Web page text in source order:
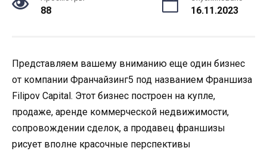
88 16.11.2023
Представляем вашему вниманию еще один бизнес
от компании Франчайзинг5 под названием Франшиза
Filipov Capital. Этот бизнес построен на купле,
продаже, аренде коммерческой недвижимости,
сопровождении сделок, а продавец франшизы
рисует вполне красочные перспективы